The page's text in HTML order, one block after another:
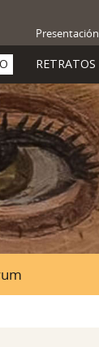
Presentación
RETRATOS